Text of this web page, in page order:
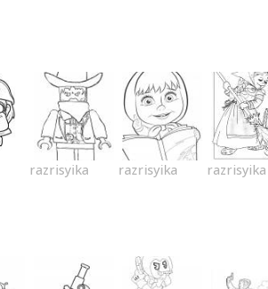
razrisyika razrisyika razrisyika